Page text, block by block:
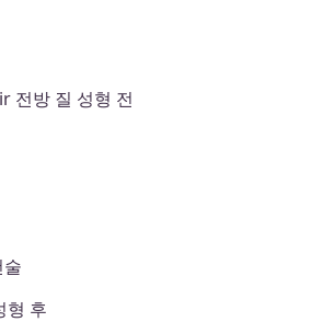
방 질 성형 전
후